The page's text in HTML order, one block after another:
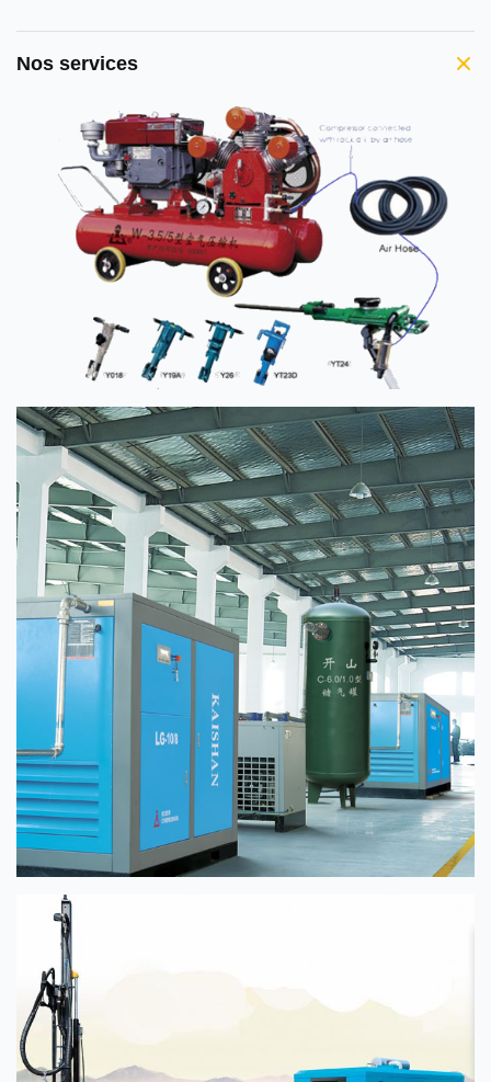
Nos services